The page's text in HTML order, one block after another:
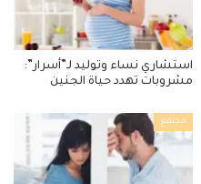
استشاري نساء وتوليد لـ”أسرار”:
مشروبات تهدد حياة الجنين
مجتمع